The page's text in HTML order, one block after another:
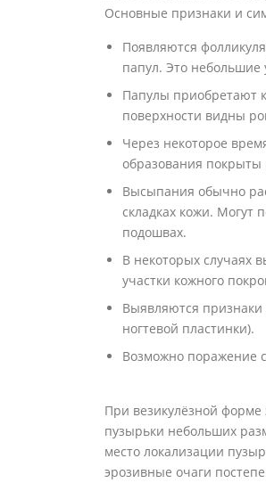
Основные признаки и
Появляются
папул. Это
Папулы приобретают
поверхности видны
Через некоторое
образования покрыты
Высыпания обычно
складках кожи. Могут
подошвах.
В некоторых случаях
участки кожного
Выявляются
ногтевой пластинки).
Возможно поражение
При везикулёзной
пузырьки небольших
место локализации
эрозивные очаги